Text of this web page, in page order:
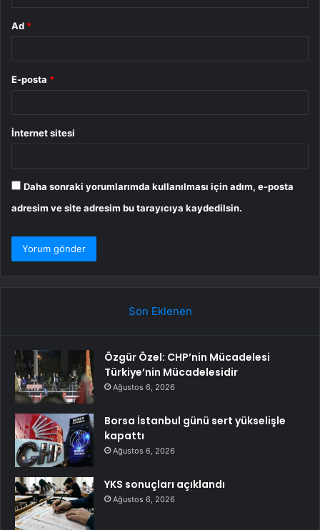
Ad *
E-posta *
İnternet sitesi
Daha sonraki yorumlarımda kullanılması için adım, e-posta
adresim ve site adresim bu tarayıcıya kaydedilsin.
Son Eklenen
Özgür Özel: CHP’nin Mücadelesi
Türkiye’nin Mücadelesidir
Ağustos 6, 2026
Borsa İstanbul günü sert yükselişle
kapattı
Ağustos 6, 2026
YKS sonuçları açıklandı
Ağustos 6, 2026